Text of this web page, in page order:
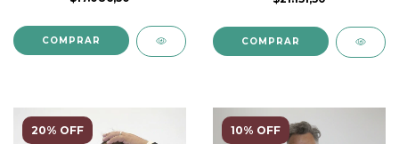
COMPRAR COMPRAR
20% OFF 10% OFF